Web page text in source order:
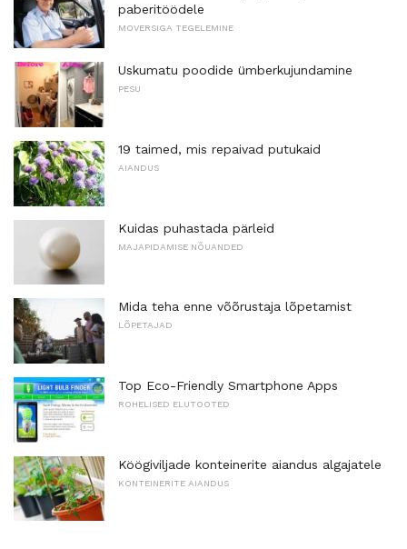
paberitöödele
MOVERSIGA TEGELEMINE
Uskumatu poodide ümberkujundamine
PESU
19 taimed, mis repaivad putukaid
AIANDUS
Kuidas puhastada pärleid
MAJAPIDAMISE NÕUANDED
Mida teha enne võõrustaja lõpetamist
LÕPETAJAD
Top Eco-Friendly Smartphone Apps
ROHELISED ELUTOOTED
Köögiviljade konteinerite aiandus algajatele
KONTEINERITE AIANDUS